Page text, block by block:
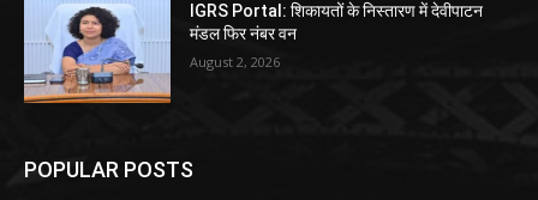
IGRS Portal: शिकायतों के निस्तारण में देवीपाटन
मंडल फिर नंबर वन
August 2, 2026
POPULAR POSTS